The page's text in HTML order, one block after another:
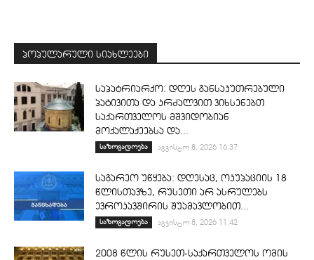
პოპულარული სიახლეები
საპატრიარქო: დღეს განსაკუთრებული
პატივითა და კრძალვით ვიხსენებთ
საქართველოს მშვიდობიან
მოქალაქეებსა და...
საზოგადოება აგვისტო 8, 2026 16:37
საგარეო უწყება: დღესაც, ოკუპაციის 18
წლისთავზე, რუსეთი არ ასრულებს
ევროკავშირის შუამავლობით...
საზოგადოება აგვისტო 8, 2026 11:42
2008 წლის რუსეთ-საქართველოს ომის